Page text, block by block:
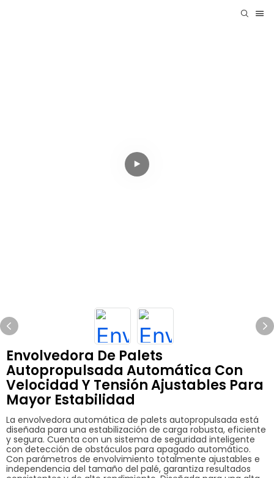
Envolvedora De Palets
Autopropulsada Automática Con
Velocidad Y Tensión Ajustables Para
Mayor Estabilidad
La envolvedora automática de palets autopropulsada está
diseñada para una estabilización de carga robusta, eficiente
y segura. Cuenta con un sistema de seguridad inteligente
con detección de obstáculos para apagado automático.
Con parámetros de envolvimiento totalmente ajustables e
independencia del tamaño del palé, garantiza resultados